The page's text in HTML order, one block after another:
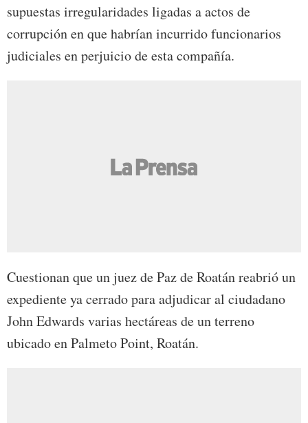
supuestas irregularidades ligadas a actos de
corrupción en que habrían incurrido funcionarios
judiciales en perjuicio de esta compañía.
Cuestionan que un juez de Paz de Roatán reabrió un
expediente ya cerrado para adjudicar al ciudadano
John Edwards varias hectáreas de un terreno
ubicado en Palmeto Point, Roatán.